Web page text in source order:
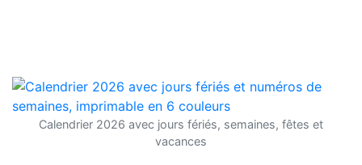
Calendrier 2026 avec jours fériés, semaines, fêtes et
vacances